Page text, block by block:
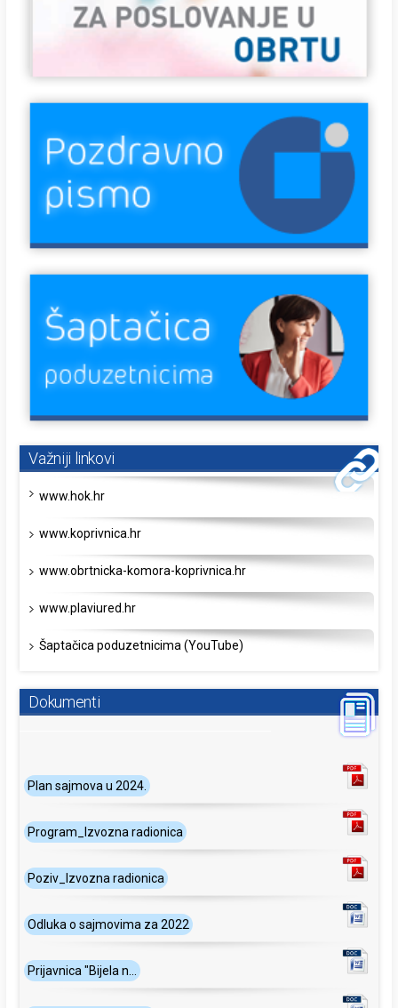
Važniji linkovi
www.hok.hr
www.koprivnica.hr
www.obrtnicka-komora-koprivnica.hr
www.plaviured.hr
Šaptačica poduzetnicima (YouTube)
Dokumenti
Plan sajmova u 2024.
Program_Izvozna radionica
Poziv_Izvozna radionica
Odluka o sajmovima za 2022
Prijavnica "Bijela n...